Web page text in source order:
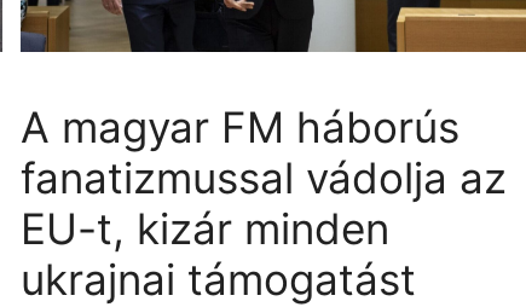
A magyar FM háborús
fanatizmussal vádolja az
EU-t, kizár minden
ukrajnai támogatást